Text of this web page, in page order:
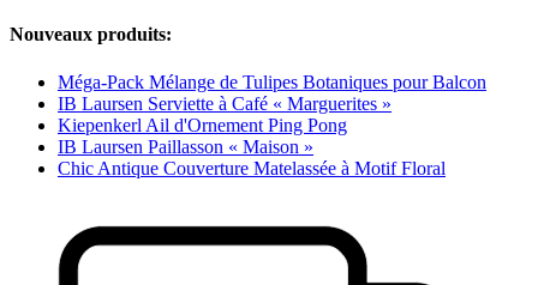
Nouveaux produits:
Méga-Pack Mélange de Tulipes Botaniques pour Balcon
IB Laursen Serviette à Café « Marguerites »
Kiepenkerl Ail d'Ornement Ping Pong
IB Laursen Paillasson « Maison »
Chic Antique Couverture Matelassée à Motif Floral